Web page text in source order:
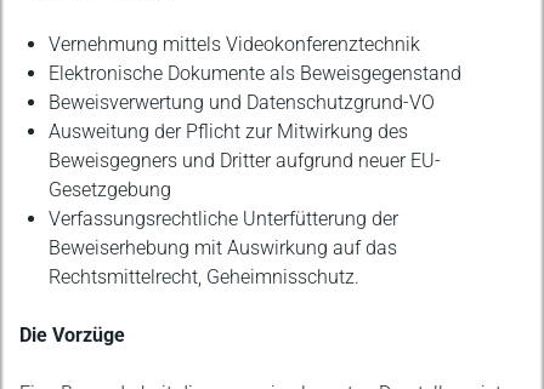
Vernehmung mittels Videokonferenztechnik
Elektronische Dokumente als Beweisgegenstand
Beweisverwertung und Datenschutzgrund-VO
Ausweitung der Pflicht zur Mitwirkung des
Beweisgegners und Dritter aufgrund neuer EU-
Gesetzgebung
Verfassungsrechtliche Unterfütterung der
Beweiserhebung mit Auswirkung auf das
Rechtsmittelrecht, Geheimnisschutz.
Die Vorzüge